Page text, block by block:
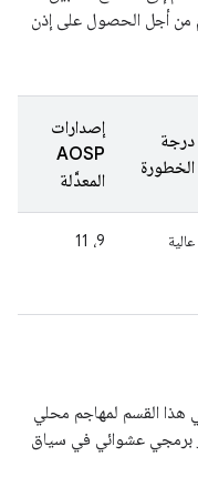
من أجل الحصول على إذن
درجة
الخطورة
إصدارات
AOSP
المعدَّلة
عالية 9، 11
هذا القسم لمهاجم محلي
برمجي عشوائي في سياق